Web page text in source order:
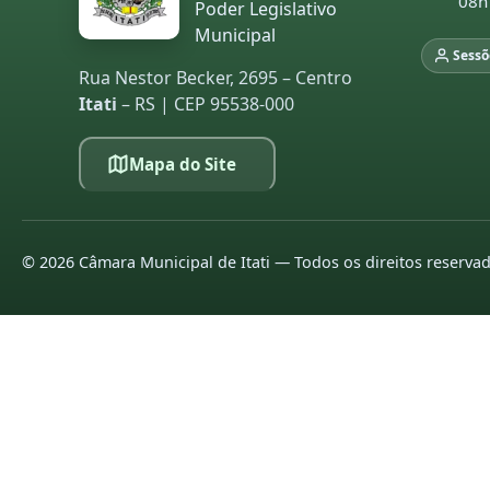
Poder Legislativo
Municipal
Rua Nestor Becker, 2695 – Centro
Itati – RS | CEP 95538-000
Mapa do Site
© 2026 Câmara Municipal de Itati — Todos os direitos